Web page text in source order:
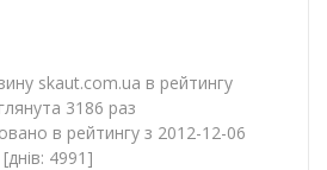
skaut.com.ua в рейтингу
3186 раз
в рейтингу з 2012-12-06
[днів: 4991]